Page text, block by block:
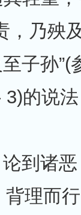
，乃殃
子孙”(
的说
诸恶
背理而